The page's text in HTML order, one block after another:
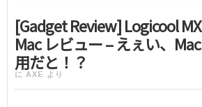
[Gadget Review] Logicool
Mac レビュー – えぇい、
用だと！？
に AXE より